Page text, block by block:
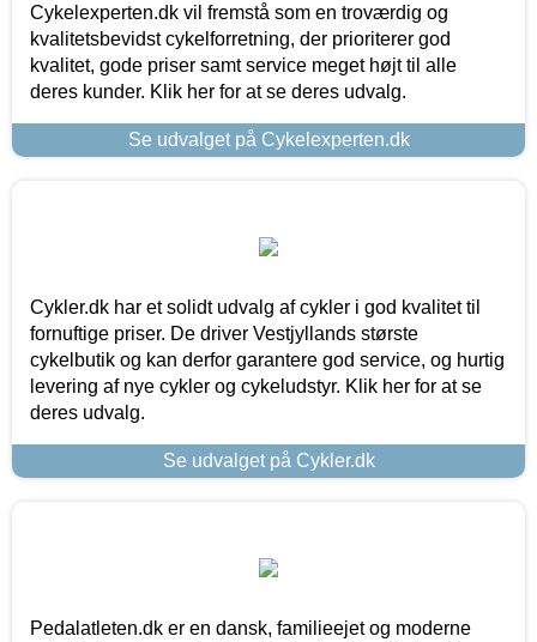
Cykelexperten.dk vil fremstå som en troværdig og
kvalitetsbevidst cykelforretning, der prioriterer god
kvalitet, gode priser samt service meget højt til alle
deres kunder. Klik her for at se deres udvalg.
Se udvalget på Cykelexperten.dk
Cykler.dk har et solidt udvalg af cykler i god kvalitet til
fornuftige priser. De driver Vestjyllands største
cykelbutik og kan derfor garantere god service, og hurtig
levering af nye cykler og cykeludstyr. Klik her for at se
deres udvalg.
Se udvalget på Cykler.dk
Pedalatleten.dk er en dansk, familieejet og moderne